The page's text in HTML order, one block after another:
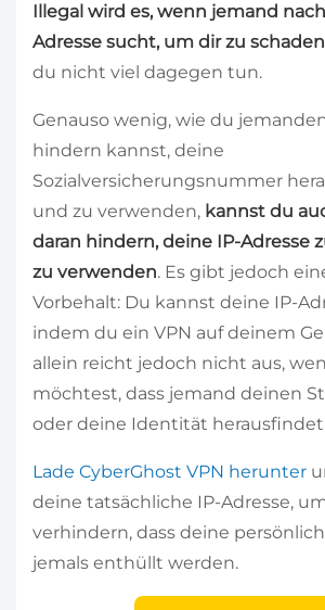
Illegal wird es, wenn jemand
Adresse sucht, um dir zu
du nicht viel dagegen tun.
Genauso wenig, wie du
hindern kannst, deine
Sozialversicherungsnummer
und zu verwenden, kannst du
daran hindern, deine IP-Adresse
zu verwenden. Es gibt jedoch
Vorbehalt: Du kannst deine IP-
indem du ein VPN auf deinem
allein reicht jedoch nicht aus,
möchtest, dass jemand deinen
oder deine Identität
Lade CyberGhost VPN herunter
deine tatsächliche IP-Adresse,
verhindern, dass deine
jemals enthüllt werden.